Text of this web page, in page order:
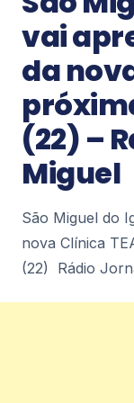
Notícias
Maior edição
reúne
miniatura de
portalgiro.com
Maior edição do
expositores de
estados em
Notícias
regularizar
vai
da
(22) –
Miguel
São Miguel do
nova Clínica
(22) Rádio